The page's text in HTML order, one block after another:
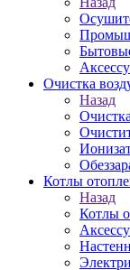
Очистка
Назад
Котлы
Назад
Котлы